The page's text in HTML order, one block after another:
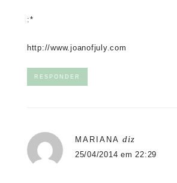
:*
http://www.joanofjuly.com
RESPONDER
MARIANA diz
25/04/2014 em 22:29